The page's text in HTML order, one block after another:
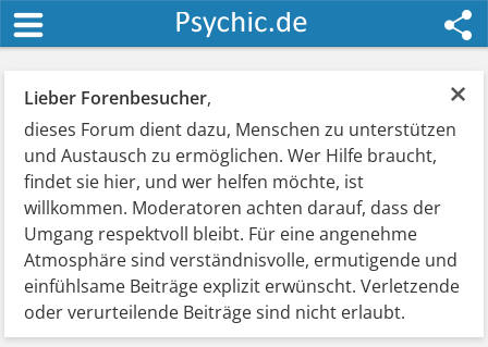
×
Lieber Forenbesucher,
dieses Forum dient dazu, Menschen zu unterstützen
und Austausch zu ermöglichen. Wer Hilfe braucht,
findet sie hier, und wer helfen möchte, ist
willkommen. Moderatoren achten darauf, dass der
Umgang respektvoll bleibt. Für eine angenehme
Atmosphäre sind verständnisvolle, ermutigende und
einfühlsame Beiträge explizit erwünscht. Verletzende
oder verurteilende Beiträge sind nicht erlaubt.